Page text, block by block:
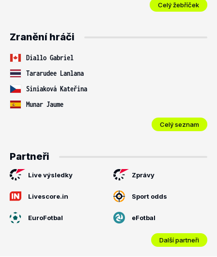
Celý žebříček
Zranění hráči
Diallo Gabriel
Tararudee Lanlana
Siniaková Kateřina
Munar Jaume
Celý seznam
Partneři
Live výsledky Zprávy
Livescore.in Sport odds
EuroFotbal eFotbal
Další partneři